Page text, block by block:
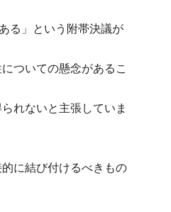
る」という附帯決議が
ついての懸念があるこ
れないと主張していま
に結び付けるべきもの